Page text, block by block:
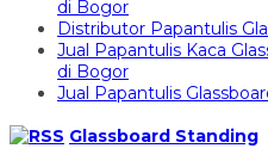
di Bogor
Distributor Papantulis
Jual Papantulis Kaca
di Bogor
Jual Papantulis
Glassboard Standing